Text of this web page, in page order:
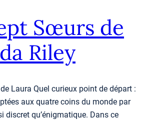
Sœurs de
Riley
Laura Quel curieux point de départ :
aux quatre coins du monde par
discret qu’énigmatique. Dans ce